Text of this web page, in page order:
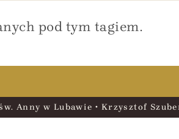
pod tym tagiem.
Anny w Lubawie • Krzysztof